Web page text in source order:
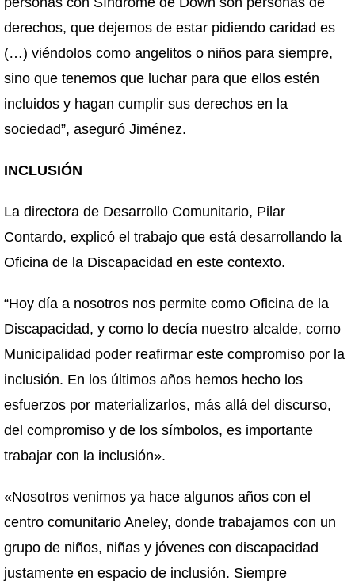
derechos, que dejemos de estar pidiendo caridad es
(…) viéndolos como angelitos o niños para siempre,
sino que tenemos que luchar para que ellos estén
incluidos y hagan cumplir sus derechos en la
sociedad”, aseguró Jiménez.
INCLUSIÓN
La directora de Desarrollo Comunitario, Pilar
Contardo, explicó el trabajo que está desarrollando la
Oficina de la Discapacidad en este contexto.
“Hoy día a nosotros nos permite como Oficina de la
Discapacidad, y como lo decía nuestro alcalde, como
Municipalidad poder reafirmar este compromiso por la
inclusión. En los últimos años hemos hecho los
esfuerzos por materializarlos, más allá del discurso,
del compromiso y de los símbolos, es importante
trabajar con la inclusión».
«Nosotros venimos ya hace algunos años con el
centro comunitario Aneley, donde trabajamos con un
grupo de niños, niñas y jóvenes con discapacidad
justamente en espacio de inclusión. Siempre